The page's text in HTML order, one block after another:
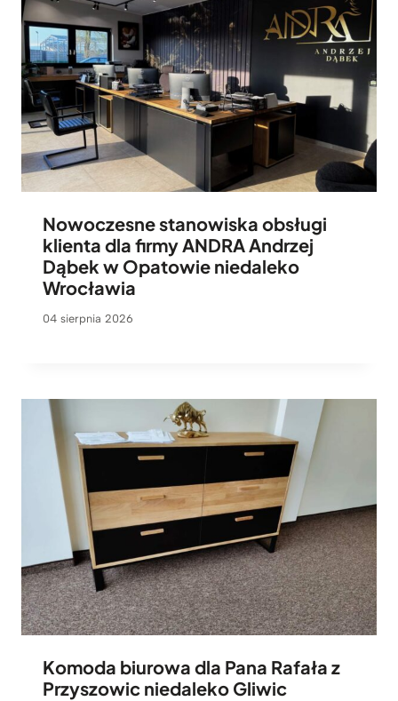
Nowoczesne stanowiska obsługi
klienta dla firmy ANDRA Andrzej
Dąbek w Opatowie niedaleko
Wrocławia
04 sierpnia 2026
Komoda biurowa dla Pana Rafała z
Przyszowic niedaleko Gliwic